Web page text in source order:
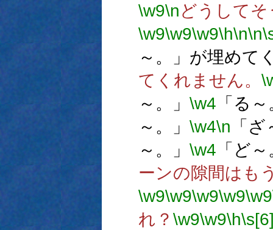
\w9\nどうして
\w9\w9\w9\h\n\n
～。」が埋めて
てくれません。
～。」 \w4 「る
～。」 \w4\n 「
～。」 \w4 「ど
ーンの隙間はも
\w9\w9\w9\w9\w9
れ？ \w9\w9\h